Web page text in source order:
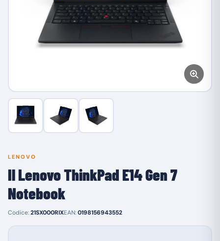
LENOVO
Il Lenovo ThinkPad E14 Gen 7
Notebook
Codice:21SX000RIXEAN:0198156943552